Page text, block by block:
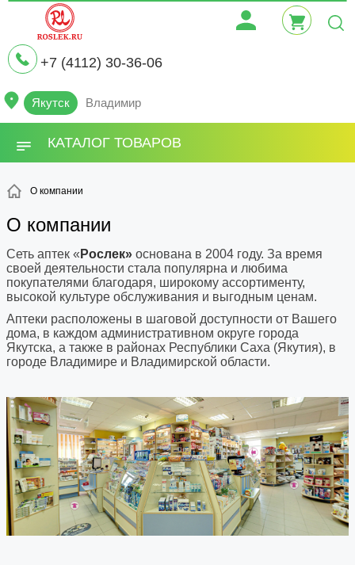
+7 (4112) 30-36-06
Якутск Владимир
КАТАЛОГ ТОВАРОВ
О компании
О компании
Сеть аптек « Рослек» основана в 2004 году. За время
своей деятельности стала популярна и любима
покупателями благодаря, широкому ассортименту,
высокой культуре обслуживания и выгодным ценам.
Аптеки расположены в шаговой доступности от Вашего
дома, в каждом административном округе города
Якутска, а также в районах Республики Саха (Якутия), в
городе Владимире и Владимирской области.